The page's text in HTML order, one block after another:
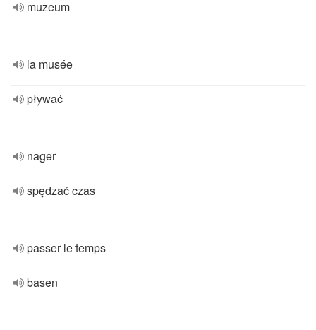
muzeum
la musée
pływać
nager
spędzać czas
passer le temps
basen